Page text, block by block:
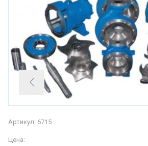
Артикул: 6715
Цена: